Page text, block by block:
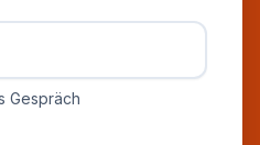
Gespräch